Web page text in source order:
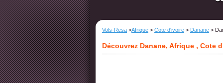
Vols-Resa >Afrique > Cote d'ivoire > Danane >
Découvrez Danane, Afrique , Cote